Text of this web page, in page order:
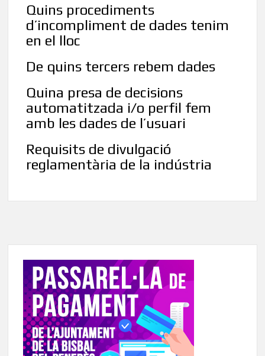
Quins procediments
d’incompliment de dades tenim
en el lloc
De quins tercers rebem dades
Quina presa de decisions
automatitzada i/o perfil fem
amb les dades de l’usuari
Requisits de divulgació
reglamentària de la indústria